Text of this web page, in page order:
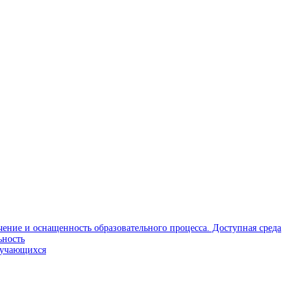
и оснащенность образовательного процесса. Доступная среда